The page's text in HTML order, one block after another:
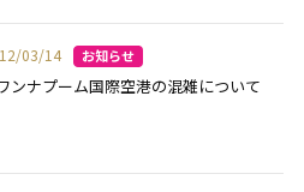
03/14
ンナプーム国際空港の混雑について